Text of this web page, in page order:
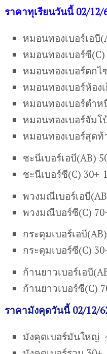
ราคาทุเรียนวันนี้ 02/12/
หมอนทองเบอร์เอบี
หมอนทองเบอร์ซี
หมอนทองเบอร์ตกไ
หมอนทองเบอร์ห้อง
หมอนทองเบอร์ตำห
หมอนทองเบอร์จัมโ
หมอนทองเบอร์สุดท้
ชะนีเบอร์เอบี(AB)
ชะนีเบอร์ซี(C)
พวงมณีเบอร์เอบี
พวงมณีบอร์ซี(C)
กระดุมเบอร์เอบี
กระดุมเบอร์ซี(C)
ก้านยาวเบอร์เอบี
ก้านยาวเบอร์ซี(C)
ราคามังคุดวันนี้ 02/12/
มังคุดเบอร์มันใหญ่